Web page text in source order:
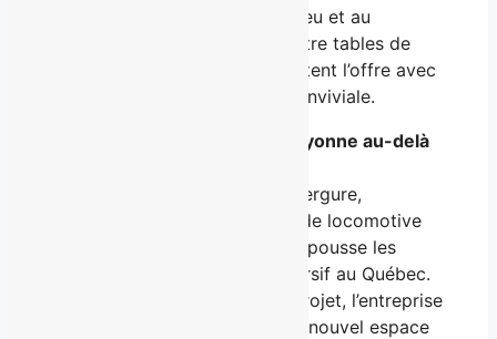
difficulté progressifs invite au jeu et au
mouvement, tandis que les quatre tables de
billard professionnelles complètent l’offre avec
une touche plus classique et conviviale.
Une fierté beauceronne qui rayonne au-delà
Avec cet agrandissement d’envergure,
confirme son rôle de locomotive
touristique pour la Beauce et repousse les
limites du divertissement immersif au Québec.
En injectant 6,5 M $ dans son projet, l’entreprise
ne se contente pas de créer un nouvel espace